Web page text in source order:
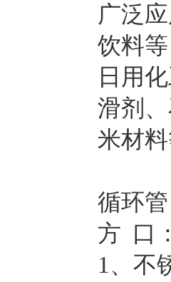
广泛
饮料
日用
滑剂
米材
循环
方 口
1、不